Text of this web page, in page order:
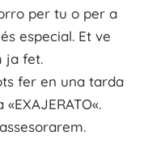
per tu o per a
ésespecial. Et ve
ja fet.
fer en una tarda
«EXAJERATO«.